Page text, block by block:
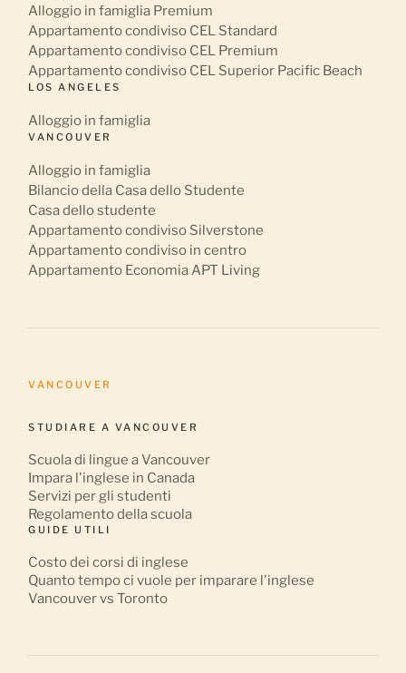
Alloggio in famiglia Premium
Appartamento condiviso CEL Standard
Appartamento condiviso CEL Premium
Appartamento condiviso CEL Superior Pacific Beach
LOS ANGELES
Alloggio in famiglia
VANCOUVER
Alloggio in famiglia
Bilancio della Casa dello Studente
Casa dello studente
Appartamento condiviso Silverstone
Appartamento condiviso in centro
Appartamento Economia APT Living
VANCOUVER
STUDIARE A VANCOUVER
Scuola di lingue a Vancouver
Impara l'inglese in Canada
Servizi per gli studenti
Regolamento della scuola
GUIDE UTILI
Costo dei corsi di inglese
Quanto tempo ci vuole per imparare l'inglese
Vancouver vs Toronto